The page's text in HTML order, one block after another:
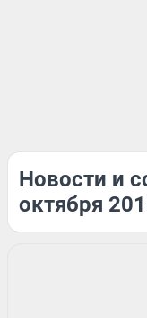
Новости и
октября